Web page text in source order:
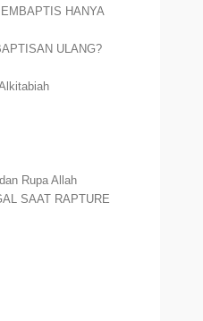
HANYA
ULANG?
Rupa Allah
SAAT RAPTURE